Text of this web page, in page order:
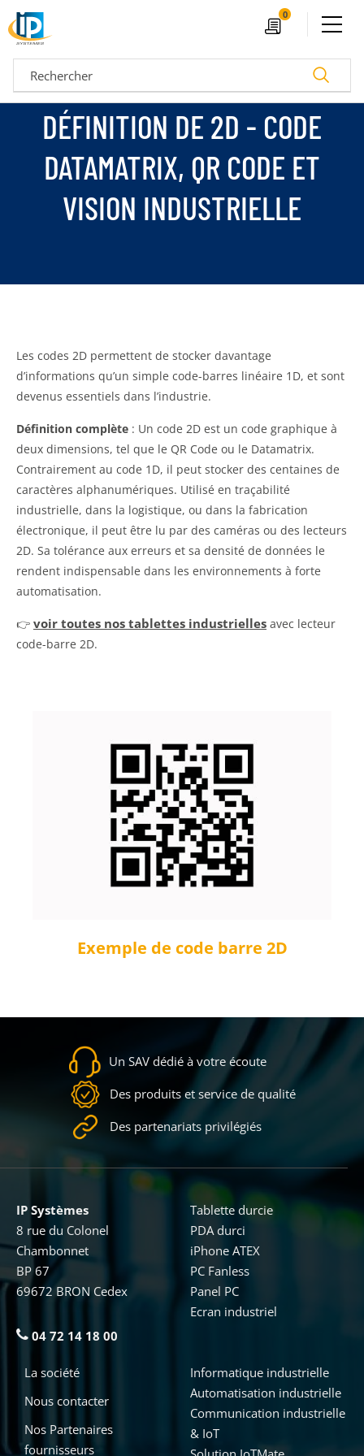
0
Devis Ouvrir le menu
DÉFINITION DE 2D - CODE
DATAMATRIX, QR CODE ET
VISION INDUSTRIELLE
Les codes 2D permettent de stocker davantage
d’informations qu’un simple code-barres linéaire 1D, et sont
devenus essentiels dans l’industrie.
Définition complète : Un code 2D est un code graphique à
deux dimensions, tel que le QR Code ou le Datamatrix.
Contrairement au code 1D, il peut stocker des centaines de
caractères alphanumériques. Utilisé en traçabilité
industrielle, dans la logistique, ou dans la fabrication
électronique, il peut être lu par des caméras ou des lecteurs
2D. Sa tolérance aux erreurs et sa densité de données le
rendent indispensable dans les environnements à forte
automatisation.
👉 voir toutes nos tablettes industrielles avec lecteur
code-barre 2D.
Exemple de code barre 2D
Un SAV dédié à votre écoute
Des produits et service de qualité
Des partenariats privilégiés
IP Systèmes
8 rue du Colonel
Chambonnet
BP 67
69672 BRON Cedex
04 72 14 18 00
Informatique industrielle
Automatisation industrielle
Communication industrielle
& IoT
Tablette durcie
PDA durci
iPhone ATEX
PC Fanless
Panel PC
Ecran industriel
La société
Nous contacter
Nos Partenaires
fournisseurs